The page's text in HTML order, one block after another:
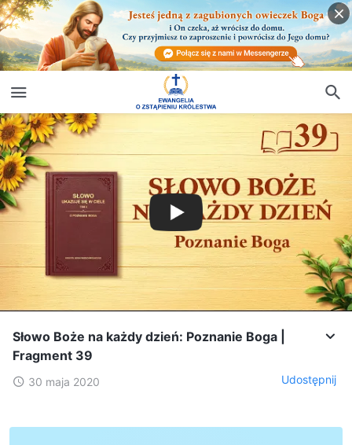
Słowo Boże na każdy dzień: Poznanie Boga |
Fragment 39
30 maja 2020 Udostępnij